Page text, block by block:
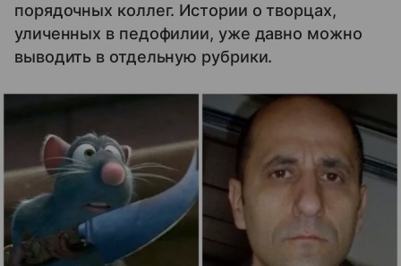
порядочных коллег. Истории о творцах,
уличенных в педофилии, уже давно можно
выводить в отдельную рубрики.